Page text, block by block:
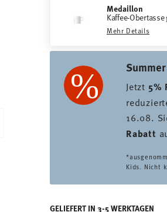
Medaillon
Kaffee-Obertasse
Mehr Details
Summer
Jetzt 5%
16.08.
Rabatt
Kids. Nicht
GELIEFERT IN 3-5 WERKTAGEN